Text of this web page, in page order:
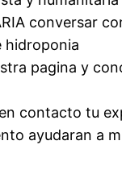
conversar
hidroponia
pagina y
contacto tu
ayudaran a